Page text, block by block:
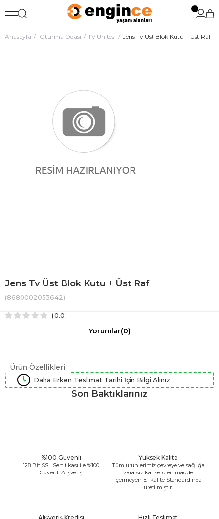
Anasayfa Oturma Odası TV Ünitesi Jens Tv Üst Blok Kutu + Üst Raf
Jens Tv Üst Blok Kutu + Üst Raf
(8680002053642)
0.0
Yorumlar(0)
Ürün Özellikleri
Daha Erken Teslimat Tarihi İçin Bilgi Alınız
Son Baktıklarınız
%100 Güvenli
128 Bit SSL Sertifikası ile %100
Güvenli Alışveriş
Yüksek Kalite
Tüm ürünlerimiz çevreye ve sağlığa
zararsız kanserojen madde
içermeyen E1 Kalite Standardında
üretilmiştir.
Alışveriş Kredisi Hızlı Teslimat